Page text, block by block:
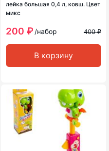
лейка большая 0,4 л, ковш. Цвет
микс
200 ₽ /набор 400 ₽
В корзину